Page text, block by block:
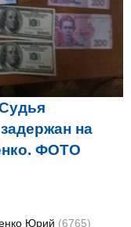
на
ФОТО
Юрий (6765)